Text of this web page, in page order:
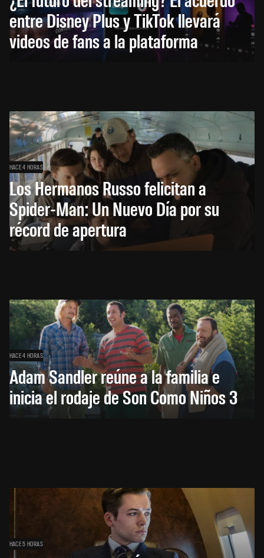
entre Disney Plus y TikTok llevará
videos de fans a la plataforma
HACE 4 HORAS
Los Hermanos Russo felicitan a
Spider-Man: Un Nuevo Día por su
récord de apertura
HACE 4 HORAS
Adam Sandler reúne a la familia e
inicia el rodaje de Son Como Niños 3
HACE 5 HORAS